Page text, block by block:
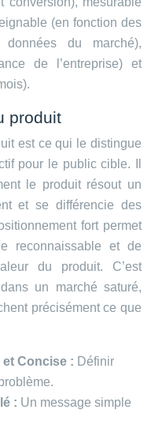
(en fonction des
du marché),
de l’entreprise) et
produit
est ce qui le distingue
pour le public cible. Il
le produit résout un
et se différencie des
fort permet
reconnaissable et de
du produit. C’est
un marché saturé,
précisément ce que
Concise : Définir
: Un message simple